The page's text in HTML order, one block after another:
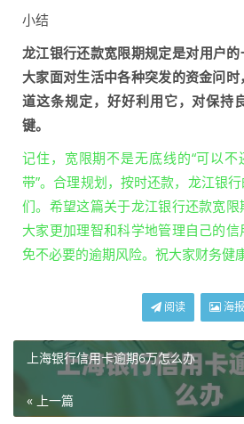
小结
龙江银行还款宽限期规定是对用户
大家面对生活中各种突发的资金问
道这条规定，好好利用它，对保持
键。
记住，宽限期不是无底线的“可以不
带”。合理规划，按时还款，龙江银
们。希望这篇关于龙江银行还款宽
大家更加理智和科学地管理自己的
免不必要的逾期风险。祝大家财务健
阅读 海报
上海银行信用卡逾期6万怎么办
« 上一篇